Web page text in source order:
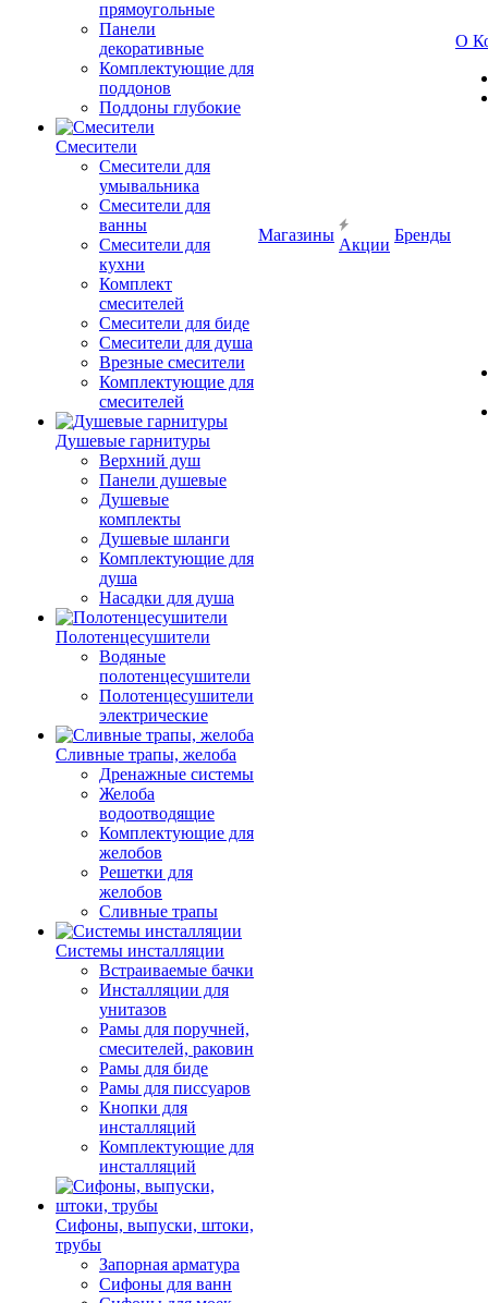
прямоугольные
Панели
декоративные
Комплектующие для
поддонов
Поддоны глубокие
Смесители
Смесители для
умывальника
Смесители для
ванны
Смесители для
кухни
Комплект
смесителей
Смесители для биде
Смесители для душа
Врезные смесители
Комплектующие для
смесителей
Душевые гарнитуры
Верхний душ
Панели душевые
Душевые
комплекты
Душевые шланги
Комплектующие для
душа
Насадки для душа
Полотенцесушители
Водяные
полотенцесушители
Полотенцесушители
электрические
Сливные трапы, желоба
Дренажные системы
Желоба
водоотводящие
Комплектующие для
желобов
Решетки для
желобов
Сливные трапы
Системы инсталляции
Встраиваемые бачки
Инсталляции для
унитазов
Рамы для поручней,
смесителей, раковин
Рамы для биде
Рамы для писсуаров
Кнопки для
инсталляций
Комплектующие для
инсталляций
Сифоны, выпуски, штоки,
трубы
Запорная арматура
Сифоны для ванн
Магазины
Акции
Бренды
О